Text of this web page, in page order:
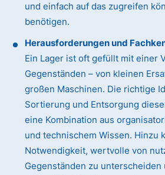
und einfach auf das zugreifen
benötigen.
Herausforderungen und
Ein Lager ist oft gefüllt mit einer
Gegenständen – von kleinen
großen Maschinen. Die richtige
Sortierung und Entsorgung
eine Kombination aus
und technischem Wissen. Hinzu
Notwendigkeit, wertvolle von
Gegenständen zu